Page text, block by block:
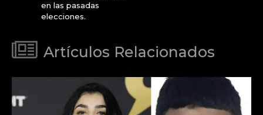
en las pasadas
elecciones.
Artículos Relacionados